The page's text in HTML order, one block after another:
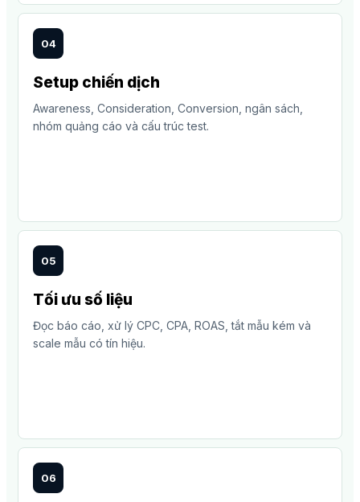
04
Setup chiến dịch
Awareness, Consideration, Conversion, ngân sách,
nhóm quảng cáo và cấu trúc test.
05
Tối ưu số liệu
Đọc báo cáo, xử lý CPC, CPA, ROAS, tắt mẫu kém và
scale mẫu có tín hiệu.
06